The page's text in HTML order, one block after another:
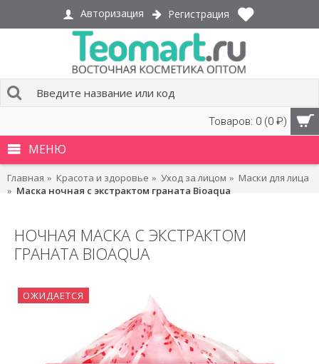
Авторизация Регистрация
Товаров: 0 (0 ₽)
МЕНЮ
Главная Красота и здоровье Уход за лицом
Маски для лица
Маска ночная с экстрактом граната Bioaqua
НОЧНАЯ МАСКА С ЭКСТРАКТОМ
ГРАНАТА BIOAQUA
ОЖИДАЕТСЯ